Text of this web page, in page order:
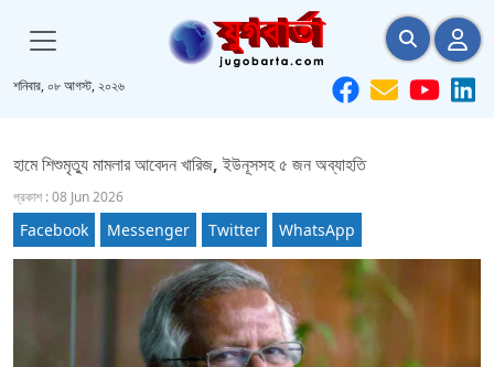
শনিবার, ০৮ আগস্ট, ২০২৬
হামে শিশুমৃত্যু মামলার আবেদন খারিজ, ইউনূসসহ ৫ জন অব্যাহতি
প্রকাশ : 08 Jun 2026
Facebook Messenger Twitter WhatsApp